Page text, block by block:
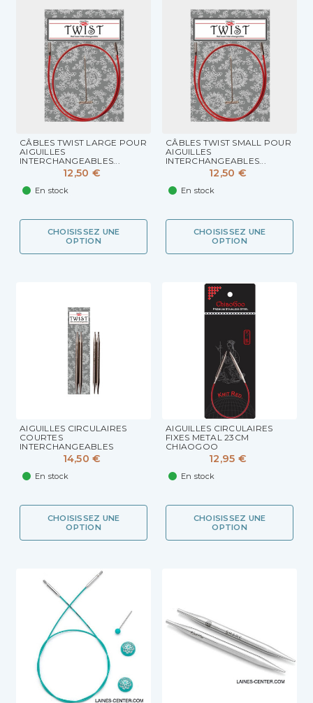
CÂBLES TWIST LARGE POUR
AIGUILLES
INTERCHANGEABLES...
12,50 €
En stock
CHOISISSEZ UNE
OPTION
CÂBLES TWIST SMALL POUR
AIGUILLES
INTERCHANGEABLES...
12,50 €
En stock
CHOISISSEZ UNE
OPTION
AIGUILLES CIRCULAIRES
COURTES
INTERCHANGEABLES
CHIAOGOO14,50 €
En stock
CHOISISSEZ UNE
OPTION
AIGUILLES CIRCULAIRES
FIXES METAL 23CM
CHIAOGOO
12,95 €
En stock
CHOISISSEZ UNE
OPTION